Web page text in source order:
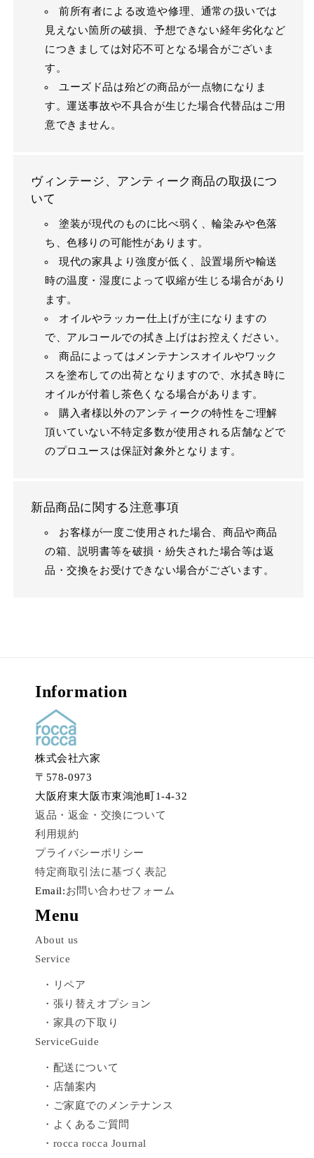
前所有者による改造や修理、通常の扱いでは
見えない箇所の破損、予想できない経年劣化など
につきましては対応不可となる場合がございま
す。
ユーズド品は殆どの商品が一点物になりま
す。運送事故や不具合が生じた場合代替品はご用
意できません。
ヴィンテージ、アンティーク商品の取扱につ
いて
塗装が現代のものに比べ弱く、輪染みや色落
ち、色移りの可能性があります。
現代の家具より強度が低く、設置場所や輸送
時の温度・湿度によって収縮が生じる場合があり
ます。
オイルやラッカー仕上げが主になりますの
で、アルコールでの拭き上げはお控えください。
商品によってはメンテナンスオイルやワック
スを塗布しての出荷となりますので、水拭き時に
オイルが付着し茶色くなる場合があります。
購入者様以外のアンティークの特性をご理解
頂いていない不特定多数が使用される店舗などで
のプロユースは保証対象外となります。
新品商品に関する注意事項
お客様が一度ご使用された場合、商品や商品
の箱、説明書等を破損・紛失された場合等は返
品・交換をお受けできない場合がございます。
Information
株式会社六家
〒578-0973
大阪府東大阪市東鴻池町1-4-32
返品・返金・交換について
利用規約
プライバシーポリシー
特定商取引法に基づく表記
Email:お問い合わせフォーム
Menu
About us
Service
・リペア
・張り替えオプション
・家具の下取り
ServiceGuide
・配送について
・店舗案内
・ご家庭でのメンテナンス
・よくあるご質問
・rocca rocca Journal